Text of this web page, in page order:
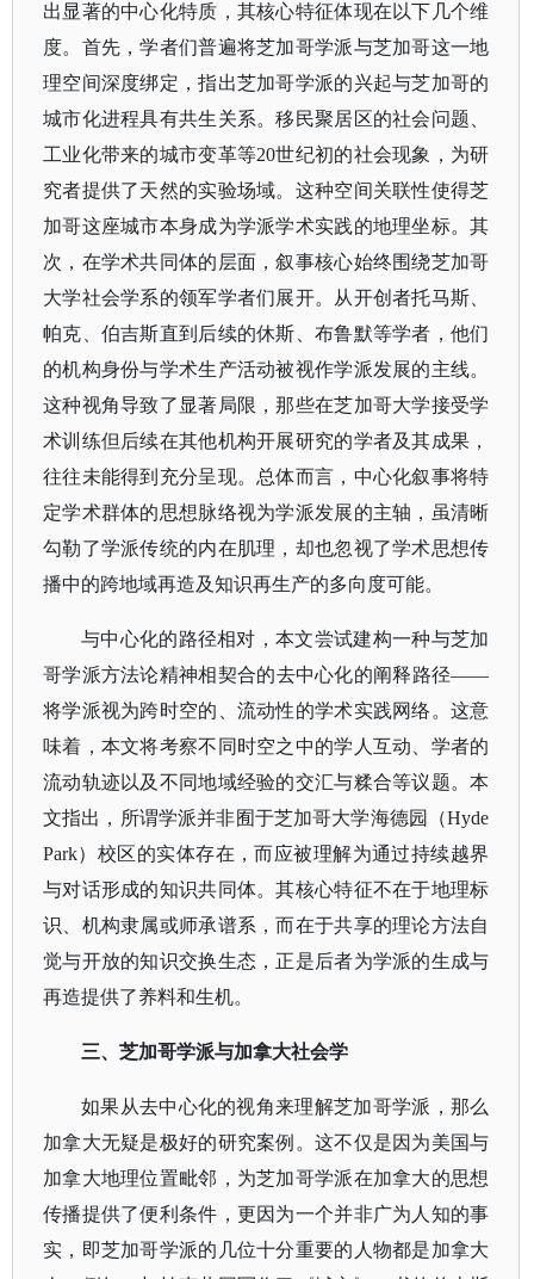
出显著的中心化特质，其核心特征体现在以下几个维
度。首先，学者们普遍将芝加哥学派与芝加哥这一地
理空间深度绑定，指出芝加哥学派的兴起与芝加哥的
城市化进程具有共生关系。移民聚居区的社会问题、
工业化带来的城市变革等20世纪初的社会现象，为研
究者提供了天然的实验场域。这种空间关联性使得芝
加哥这座城市本身成为学派学术实践的地理坐标。其
次，在学术共同体的层面，叙事核心始终围绕芝加哥
大学社会学系的领军学者们展开。从开创者托马斯、
帕克、伯吉斯直到后续的休斯、布鲁默等学者，他们
的机构身份与学术生产活动被视作学派发展的主线。
这种视角导致了显著局限，那些在芝加哥大学接受学
术训练但后续在其他机构开展研究的学者及其成果，
往往未能得到充分呈现。总体而言，中心化叙事将特
定学术群体的思想脉络视为学派发展的主轴，虽清晰
勾勒了学派传统的内在肌理，却也忽视了学术思想传
播中的跨地域再造及知识再生产的多向度可能。
与中心化的路径相对，本文尝试建构一种与芝加
哥学派方法论精神相契合的去中心化的阐释路径——
将学派视为跨时空的、流动性的学术实践网络。这意
味着，本文将考察不同时空之中的学人互动、学者的
流动轨迹以及不同地域经验的交汇与糅合等议题。本
文指出，所谓学派并非囿于芝加哥大学海德园（Hyde
Park）校区的实体存在，而应被理解为通过持续越界
与对话形成的知识共同体。其核心特征不在于地理标
识、机构隶属或师承谱系，而在于共享的理论方法自
觉与开放的知识交换生态，正是后者为学派的生成与
再造提供了养料和生机。
三、芝加哥学派与加拿大社会学
如果从去中心化的视角来理解芝加哥学派，那么
加拿大无疑是极好的研究案例。这不仅是因为美国与
加拿大地理位置毗邻，为芝加哥学派在加拿大的思想
传播提供了便利条件，更因为一个并非广为人知的事
实，即芝加哥学派的几位十分重要的人物都是加拿大